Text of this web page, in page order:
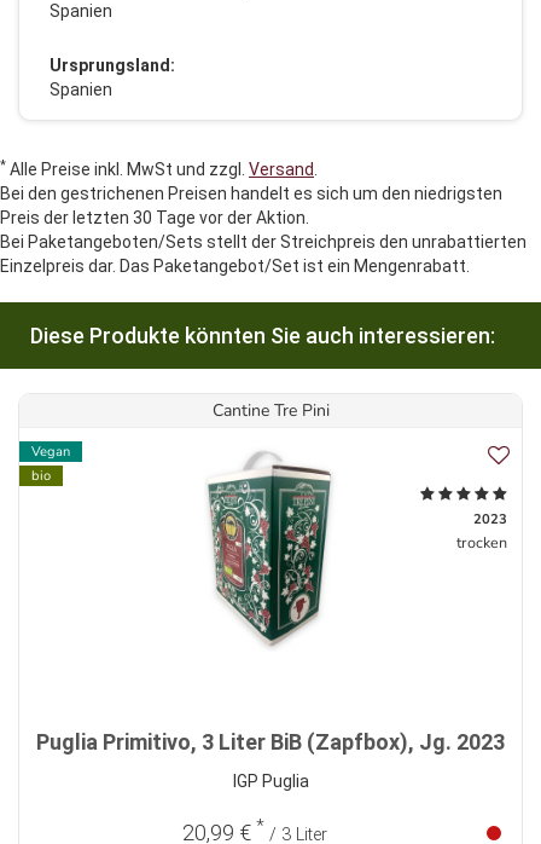
Spanien
Ursprungsland:
Spanien
* Alle Preise inkl. MwSt und zzgl. Versand
Bei den gestrichenen Preisen handelt es sich um den niedrigsten
Preis der letzten 30 Tage vor der Aktion.
Bei Paketangeboten/Sets stellt der Streichpreis den unrabattierten
Einzelpreis dar. Das Paketangebot/Set ist ein Mengenrabatt.
Diese Produkte könnten Sie auch interessieren:
Cantine Tre Pini
Vegan
bio
2023
trocken
Puglia Primitivo, 3 Liter BiB (Zapfbox), Jg. 2023
IGP Puglia
20,99 € * / 3 Liter